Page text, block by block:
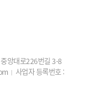
앙대로226번길 3-8
사업자 등록번호 :